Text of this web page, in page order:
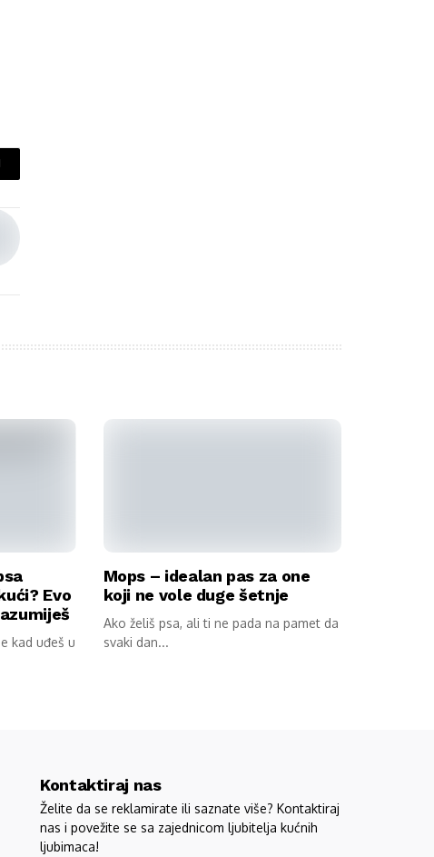
Evo
kad uđeš u
Mops – idealan pas za one
koji ne vole duge šetnje
Ako želiš psa, ali ti ne pada na pamet da
svaki dan...
Kontaktiraj nas
Želite da se reklamirate ili saznate više? Kontaktiraj
nas i povežite se sa zajednicom ljubitelja kućnih
ljubimaca!